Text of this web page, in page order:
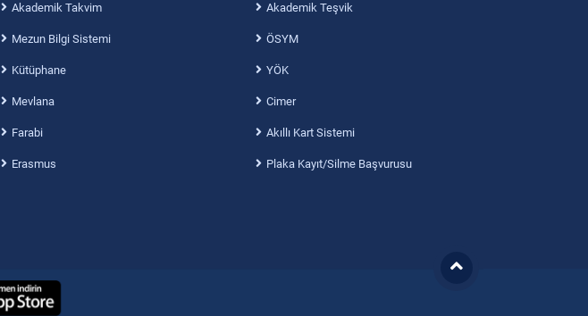
Akademik Takvim
Mezun Bilgi Sistemi
Kütüphane
Mevlana
Farabi
Erasmus
Akademik Teşvik
ÖSYM
YÖK
Cimer
Akıllı Kart Sistemi
Plaka Kayıt/Silme Başvurusu